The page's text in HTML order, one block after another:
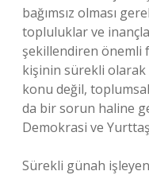
bağımsız olması
topluluklar ve
şekillendiren önemli
kişinin sürekli olarak
konu değil,
da bir sorun haline
Demokrasi ve
Sürekli günah